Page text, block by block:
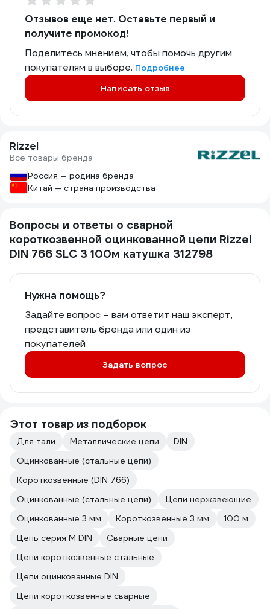
Отзывов еще нет. Оставьте первый и
получите промокод!
Поделитесь мнением, чтобы помочь другим
покупателям в выборе. Подробнее
Написать отзыв
Rizzel
Все товары бренда
Россия — родина бренда
Китай — страна производства
Вопросы и ответы о сварной
короткозвенной оцинкованной цепи Rizzel
DIN 766 SLC 3 100м катушка 312798
Нужна помощь?
Задайте вопрос – вам ответит наш эксперт,
представитель бренда или один из
покупателей
Задать вопрос
Этот товар из подборок
Для тали Металлические цепи
DIN
Оцинкованные (стальные цепи)
Короткозвенные (DIN 766)
Оцинкованные (стальные цепи)
Цепи нержавеющие
Оцинкованные 3 мм
Короткозвенные 3 мм
100 м
Цепь серия М DIN
Сварные цепи
Цепи короткозвенные стальные
Цепи оцинкованные DIN
Цепи короткозвенные сварные